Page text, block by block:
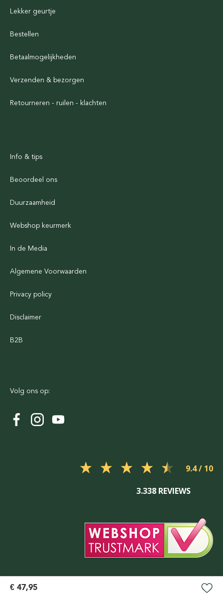
€ 47,95
Lekker geurtje
Bestellen
Betaalmogelijkheden
Verzenden & bezorgen
Retourneren - ruilen - klachten
Info & tips
Beoordeel ons
Duurzaamheid
Webshop keurmerk
In de Media
Algemene Voorwaarden
Privacy policy
Disclaimer
B2B
Volg ons op:
9.4
3.338 REVIEWS